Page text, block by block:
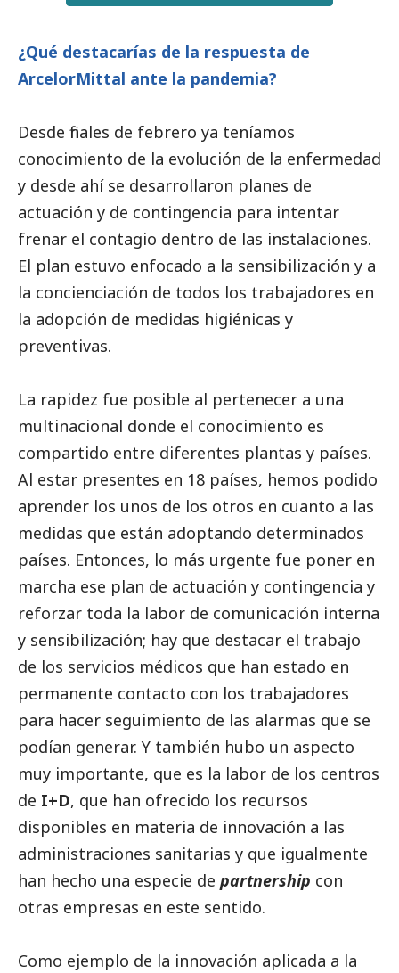
¿Qué destacarías de la respuesta de
ArcelorMittal ante la pandemia?
Desde finales de febrero ya teníamos
conocimiento de la evolución de la enfermedad
y desde ahí se desarrollaron planes de
actuación y de contingencia para intentar
frenar el contagio dentro de las instalaciones.
El plan estuvo enfocado a la sensibilización y a
la concienciación de todos los trabajadores en
la adopción de medidas higiénicas y
preventivas.
La rapidez fue posible al pertenecer a una
multinacional donde el conocimiento es
compartido entre diferentes plantas y países.
Al estar presentes en 18 países, hemos podido
aprender los unos de los otros en cuanto a las
medidas que están adoptando determinados
países. Entonces, lo más urgente fue poner en
marcha ese plan de actuación y contingencia y
reforzar toda la labor de comunicación interna
y sensibilización; hay que destacar el trabajo
de los servicios médicos que han estado en
permanente contacto con los trabajadores
para hacer seguimiento de las alarmas que se
podían generar. Y también hubo un aspecto
muy importante, que es la labor de los centros
de I+D, que han ofrecido los recursos
disponibles en materia de innovación a las
administraciones sanitarias y que igualmente
han hecho una especie de partnership con
otras empresas en este sentido.
Como ejemplo de la innovación aplicada a la